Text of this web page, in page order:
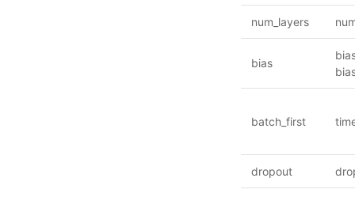
num_layers
bias
batch_first
dropout